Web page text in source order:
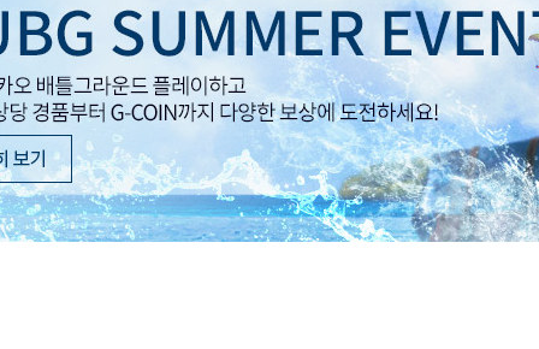
아레스 : 라이즈 오브 가디언즈
모바일게임
우마무스메 프리티 더비
SMiniz
서비스
내정보
보안센터
이벤트
업데이트
대회소식
클랜
모집